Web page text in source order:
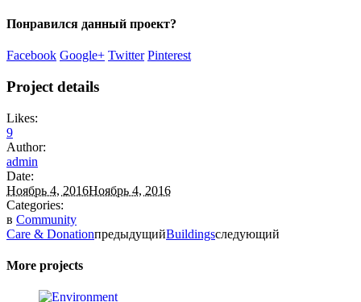
Понравился данный проект?
Facebook Google+ Twitter Pinterest
Project details
Likes:
9
Author:
admin
Date:
Ноябрь 4, 2016Ноябрь 4, 2016
Categories:
в Community
Care & DonationпредыдущийBuildingsследующий
More projects